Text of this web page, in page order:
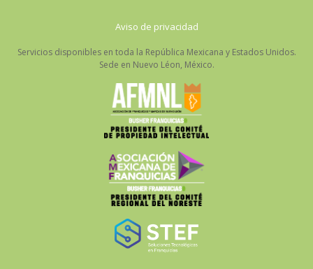
Aviso de privacidad
Servicios disponibles en toda la República Mexicana y Estados Unidos.
Sede en Nuevo Léon, México.